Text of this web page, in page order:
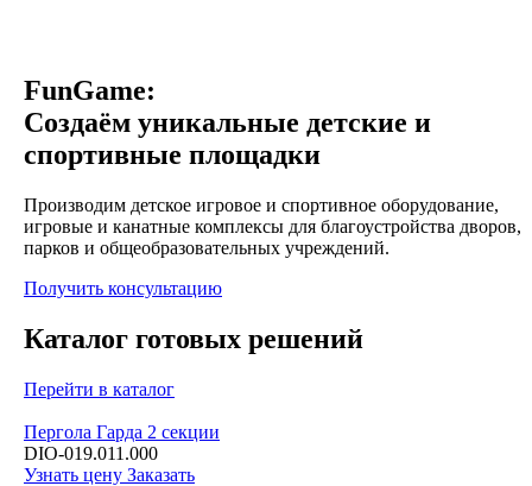
FunGame:
Создаём уникальные детские и
спортивные площадки
Производим детское игровое и спортивное оборудование,
игровые и канатные комплексы для благоустройства дворов,
парков и общеобразовательных учреждений.
Получить консультацию
Каталог готовых решений
Перейти в каталог
Пергола Гарда 2 секции
DIO-019.011.000
Узнать цену Заказать